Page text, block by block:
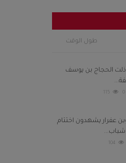
طول الوقت
الحجاج بن يوسف
0
115
عفرار يشهدون اختتام
شباب...
104